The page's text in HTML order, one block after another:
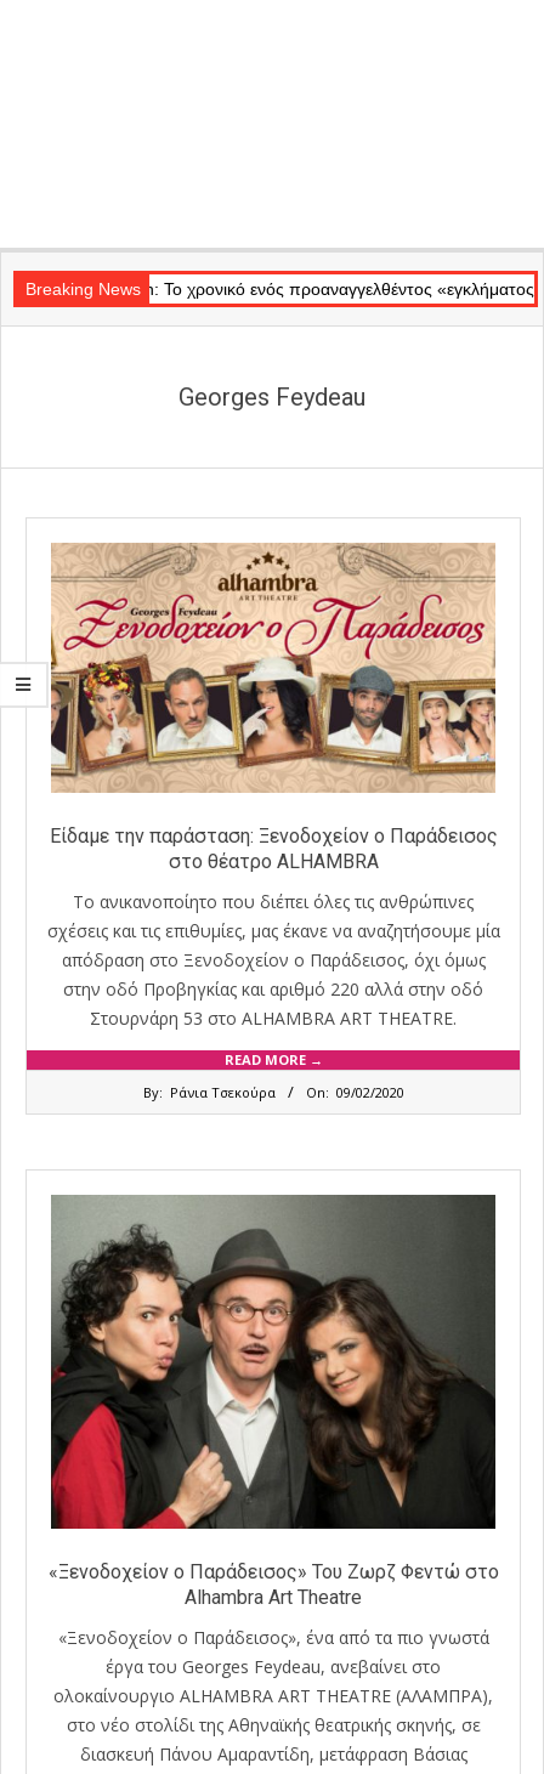
Navigation
Menu
Breaking News
Το χρονικό ενός προαναγγελθέντος «εγκλήματος» στις
Georges Feydeau
Είδαμε την παράσταση: Ξενοδοχείον ο Παράδεισος
στο θέατρο ALHAMBRA
Το ανικανοποίητο που διέπει όλες τις ανθρώπινες
σχέσεις και τις επιθυμίες, μας έκανε να αναζητήσουμε μία
απόδραση στο Ξενοδοχείον ο Παράδεισος, όχι όμως
στην οδό Προβηγκίας και αριθμό 220 αλλά στην οδό
Στουρνάρη 53 στο ALHAMBRA ART THEATRE.
READ MORE →
By: Ράνια Τσεκούρα On: 09/02/2020
«Ξενοδοχείον ο Παράδεισος» Του Ζωρζ Φεντώ στο
Alhambra Art Theatre
«Ξενοδοχείον ο Παράδεισος», ένα από τα πιο γνωστά
έργα του Georges Feydeau, ανεβαίνει στο
ολοκαίνουργιο ALHAMBRA ART THEATRE (ΑΛΑΜΠΡΑ),
στο νέο στολίδι της Αθηναϊκής θεατρικής σκηνής, σε
διασκευή Πάνου Αμαραντίδη, μετάφραση Βάσιας